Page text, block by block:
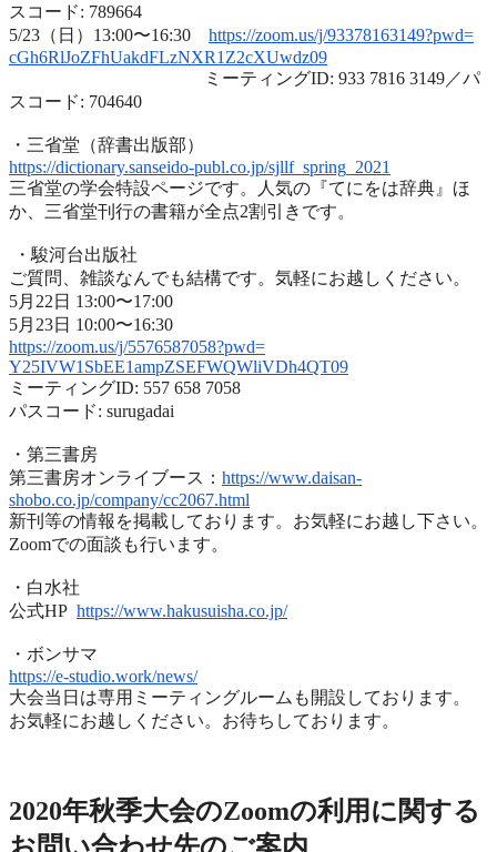
スコード: 789664
5/23（日）13:00〜16:30 https://zoom.us/j/93378163149?pwd=
cGh6RlJoZFhUakdFLzNXR1Z2cXUwdz09
ミーティングID: 933 7816 3149／パ
スコード: 704640
・三省堂（辞書出版部）
https://dictionary.sanseido-publ.co.jp/sjllf_spring_2021
三省堂の学会特設ページです。人気の『てにをは辞典』ほ
か、 三省堂刊行の書籍が全点2割引きです。
・駿河台出版社
ご質問、雑談なんでも結構です。気軽にお越しください。
5月22日 13:00〜17:00
5月23日 10:00〜16:30
https://zoom.us/j/5576587058?pwd=
Y25IVW1SbEE1ampZSEFWQWliVDh4QT09
ミーティングID: 557 658 7058
パスコード: surugadai
・第三書房
第三書房オンライブース： https://www.daisan-
shobo.co.jp/company/cc2067.html
新刊等の情報を掲載しております。お気軽にお越し下さい。
Zoomでの面談も行います。
・白水社
公式HP https://www.hakusuisha.co.jp/
・ボンサマ
https://e-studio.work/news/
大会当日は専用ミーティングルームも開設しております。
お気軽にお越しください。お待ちしております。
2020年秋季大会のZoomの利用に関する